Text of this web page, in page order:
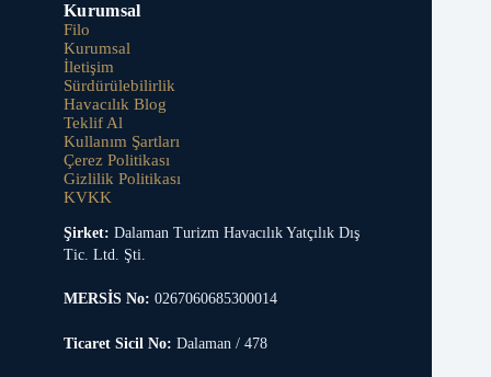
Kurumsal
Filo
Kurumsal
İletişim
Sürdürülebilirlik
Havacılık Blog
Teklif Al
Kullanım Şartları
Çerez Politikası
Gizlilik Politikası
KVKK
Şirket: Dalaman Turizm Havacılık Yatçılık Dış
Tic. Ltd. Şti.
MERSİS No: 0267060685300014
Ticaret Sicil No: Dalaman / 478